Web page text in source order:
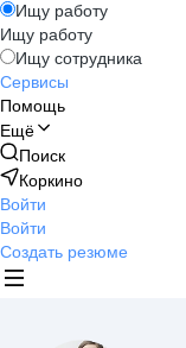
Ищу работу
Ищу работу
Ищу сотрудника
Сервисы
Помощь
Ещё
Поиск
Коркино
Войти
Войти
Создать резюме